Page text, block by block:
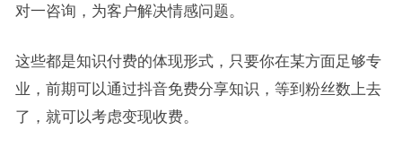
对一咨询，为客户解决情感问题。
这些都是知识付费的体现形式，只要你在某方面足够专
业，前期可以通过抖音免费分享知识，等到粉丝数上去
了，就可以考虑变现收费。